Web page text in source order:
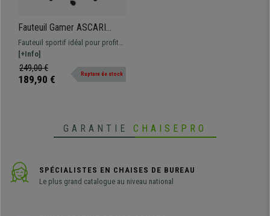
Fauteuil Gamer ASCARI
PRO, Design Sportif et
Grand Confort, Cuir et Tissu,
Noir
Fauteuil sportif idéal pour profiter
de vos loisirs, contenus
multimédias, etc. Il est très
confortable et de grande qualité,
[+Info]
249,00 €
189,90 € Rupture de stock
GARANTIE CHAISEPRO
SPÉCIALISTES EN CHAISES DE BUREAU
Le plus grand catalogue au niveau national